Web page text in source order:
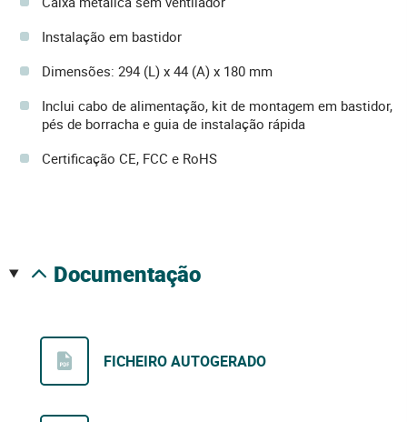
Instalação em bastidor
Dimensões: 294 (L) x 44 (A) x 180 mm
Inclui cabo de alimentação, kit de montagem em bastidor,
pés de borracha e guia de instalação rápida
Certificação CE, FCC e RoHS
documentação
FICHEIRO AUTOGERADO